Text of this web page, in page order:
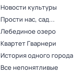
Новости культуры
Прости нас, сад...
Лебединое озеро
Квартет Гварнери
История одного города
Все непонятливые